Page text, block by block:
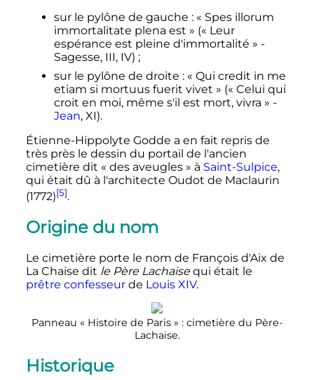
sur le pylône de gauche : « Spes illorum
immortalitate plena est » (« Leur
espérance est pleine d'immortalité » -
Sagesse, III, IV) ;
sur le pylône de droite : « Qui credit in me
etiam si mortuus fuerit vivet » (« Celui qui
croit en moi, même s'il est mort, vivra » -
Jean, XI).
Étienne-Hippolyte Godde a en fait repris de
très près le dessin du portail de l'ancien
cimetière dit « des aveugles » à Saint-Sulpice,
qui était dû à l'architecte Oudot de Maclaurin
(1772)[5].
Origine du nom
Le cimetière porte le nom de François d'Aix de
La Chaise dit le Père Lachaisequi était le
prêtre confesseurde Louis XIV.
Panneau « Histoire de Paris » : cimetière du Père-
Lachaise.
Historique